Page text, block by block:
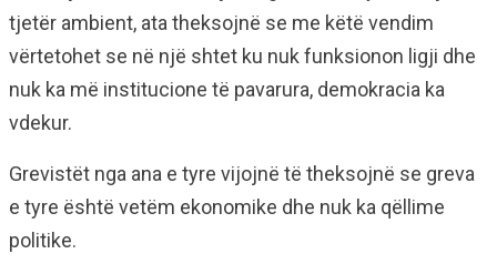
tjetër ambient, ata theksojnë se me këtë vendim
vërtetohet se në një shtet ku nuk funksionon ligji dhe
nuk ka më institucione të pavarura, demokracia ka
vdekur.
Grevistët nga ana e tyre vijojnë të theksojnë se greva
e tyre është vetëm ekonomike dhe nuk ka qëllime
politike.